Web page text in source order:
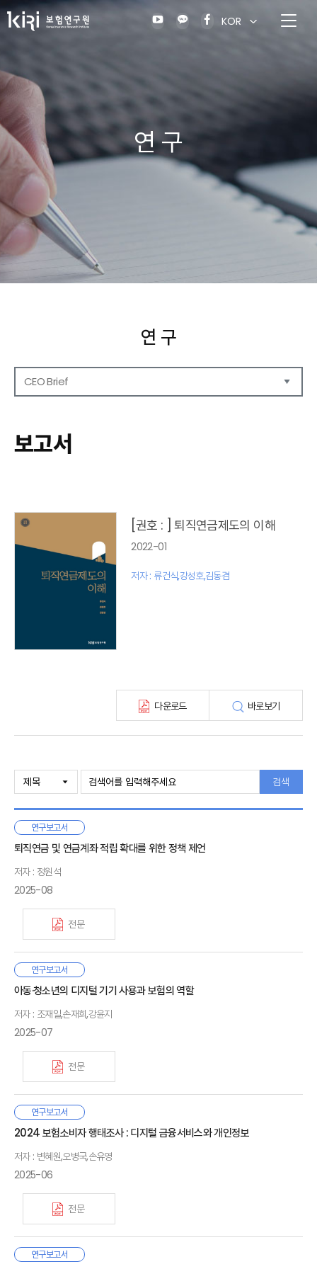
KOR
연 구
연 구
CEO Brief
CEO Brief
영상자료
보고서
[권호 : ] 퇴직연금제도의 이해
2022-01
저자 : 류건식,강성호,김동겸
다운로드 바로보기
검색
연구보고서
퇴직연금 및 연금계좌 적립 확대를 위한 정책 제언
저자 : 정원석
2025-08
전문
우리나라의 노인빈곤율은 40%로 OECD 국가 중 가장 높은
수준이다. 이를 완화시키기 위해서는 우리 국민이 근로기에 충분한
내고 많이 받는 구조로 재정안정성에 관한 논의가 필요하므로
국민연금에 대한 추가적인 보장성 강화는 기대하기 어렵다. 따라서
적립한 만큼 연금을 수령하는 사적연금을 활성화하여 부족한
노후소득을 마련해야 한다.
기여하는 퇴직연금과 가입자가 스스로 연금자산을 적립하는
연금계좌를 들 수 있다. 퇴직연금은 400조 원 이상이 적립되어
있고, 적립금이 1,000조 원 이상으로 성장할 것으로 보이지만
적립금의 운용 수익률은 2%대로 낮은 수준이다. 가입자가
퇴직연금을 유지하고 노후자산으로 사용할 유인을 제공하기
위해서는 수익률 제고가 필수적이다. 그리고 개인이 스스로 연금을
적립하는 연금계좌에 대한 세제혜택의 경우 저축 여력이 적거나
산출세액이 0원인 과세미달자에게는 연금납입 유인 제공이
호주나 미국의 퇴직연금은 우리나라와 달리 높은 수익률을
Ⅰ. 서론
1. 연구 배경
2. 선행연구
Ⅱ. 사적연금 현황
1. 퇴직연금
2. 연금계좌
3. 소결
Ⅲ. 해외사례
2. 미국
3. 소결
Ⅳ. 정책제언
2. 자산운용 측면
연구보고서
아동·청소년의 디지털 기기 사용과 보험의 역할
저자 : 조재일,손재희,강윤지
2025-07
전문
스마트폰을 중심으로 한 디지털 기기 사용 시간이 일상생활의 상당
부분을 차지하고 있는 현실에서, 이로 인해 발생하는 다양한 건강
부상하고 있다. 이에 본 보고서는 디지털 기기의 과도한 사용이
한국 아동·청소년의 신체 건강, 정신적 안정성, 사회성 및 학교생활
전반에 미치는 영향을 실증적으로 분석하고, 이를 바탕으로 보장
체계 및 예방 정책에 대한 개선 방향을 제시하였다. 특히 본 연구는
전국 단위의 대표성 있는 패널 데이터를 활용하여 디지털 기기
사용과 건강·학교생활 관련 지표 간의 관계를 살펴보았다. 분석
결과, 디지털 기기 사용이 증가할수록 두통, 피로, 식욕 저하 등
Ⅰ. 서론
1. 연구 배경
2. 선행연구
3. 연구 목적, 차별성 및 구성
Ⅱ. 아동·청소년의 스마트폰 및 디지털 장비 이용이 미치는 영향
1. 아동·청소년의 스마트폰 이용과 영향 정량 분석
2. 정량 분석 요약
연구보고서
2024 보험소비자 행태조사 : 디지털 금융서비스와 개인정보
저자 : 변혜원,오병국,손유영
2025-06
전문
본 연구는 보험회사의 금융서비스 혁신과 새로운 영역으로의
Ⅰ. 서론
연구보고서